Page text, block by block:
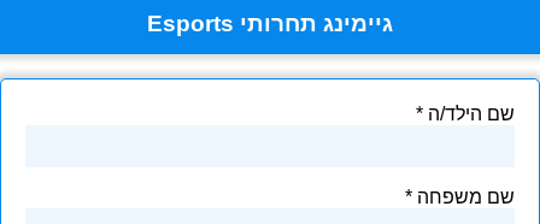
גיימינג תחרותי Esports
שם הילד/ה
שם משפחה